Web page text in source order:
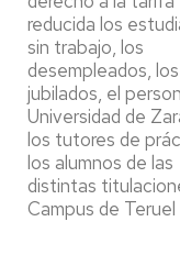
reducida los
sin trabajo, los
desempleados, los
jubilados, el
Universidad de
los tutores de
los alumnos de las
distintas
Campus de Teruel